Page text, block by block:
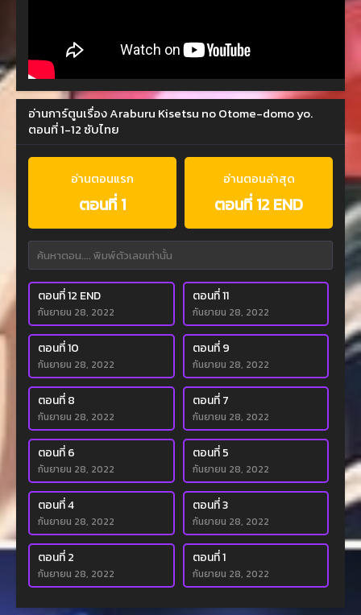
อ่านการ์ตูนเรื่อง Araburu Kisetsu no Otome-domo yo.
ตอนที่ 1-12 ซับไทย
อ่านตอนแรก
ตอนที่ 1
อ่านตอนล่าสุด
ตอนที่ 12 END
ตอนที่ 12 END
กันยายน 28, 2022
ตอนที่ 11
กันยายน 28, 2022
ตอนที่ 10
กันยายน 28, 2022
ตอนที่ 9
กันยายน 28, 2022
ตอนที่ 8
กันยายน 28, 2022
ตอนที่ 7
กันยายน 28, 2022
ตอนที่ 6
กันยายน 28, 2022
ตอนที่ 5
กันยายน 28, 2022
ตอนที่ 4
กันยายน 28, 2022
ตอนที่ 3
กันยายน 28, 2022
ตอนที่ 2
กันยายน 28, 2022
ตอนที่ 1
กันยายน 28, 2022